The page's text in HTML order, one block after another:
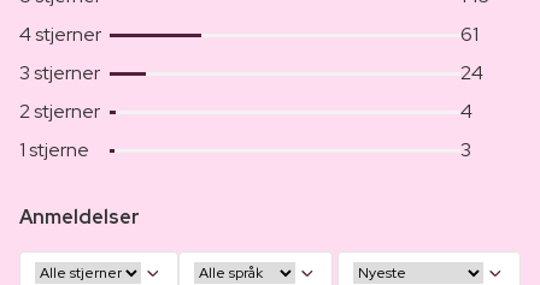
4 stjerner
61
3 stjerner
24
2 stjerner
4
1 stjerne
3
Anmeldelser